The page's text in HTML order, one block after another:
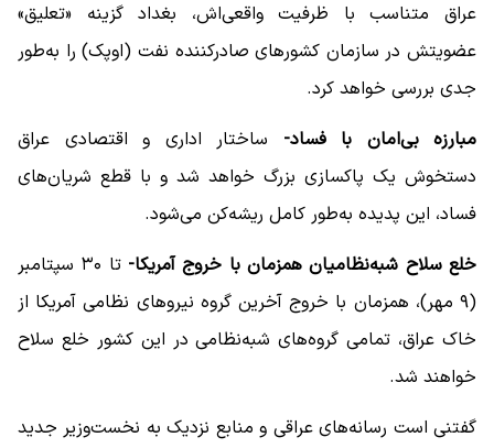
عراق متناسب با ظرفیت واقعی‌اش، بغداد گزینه «تعلیق»
عضویتش در سازمان کشورهای صادرکننده نفت (اوپک) را به‌طور
جدی بررسی خواهد کرد.
مبارزه بی‌امان با فساد- ساختار اداری و اقتصادی عراق
دستخوش یک پاکسازی بزرگ خواهد شد و با قطع شریان‌های
فساد، این پدیده به‌طور کامل ریشه‌کن می‌شود.
خلع سلاح شبه‌نظامیان همزمان با خروج آمریکا-
تا ۳۰ سپتامبر
(۹ مهر)، همزمان با خروج آخرین گروه نیروهای نظامی آمریکا از
خاک عراق، تمامی گروه‌های شبه‌نظامی در این کشور خلع سلاح
خواهند شد.
گفتنی است رسانه‌های عراقی و منابع نزدیک به نخست‌وزیر جدید